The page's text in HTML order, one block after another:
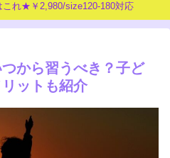
これ★￥2,980/size120-180対応
から習うべき？子ど
ットも紹介